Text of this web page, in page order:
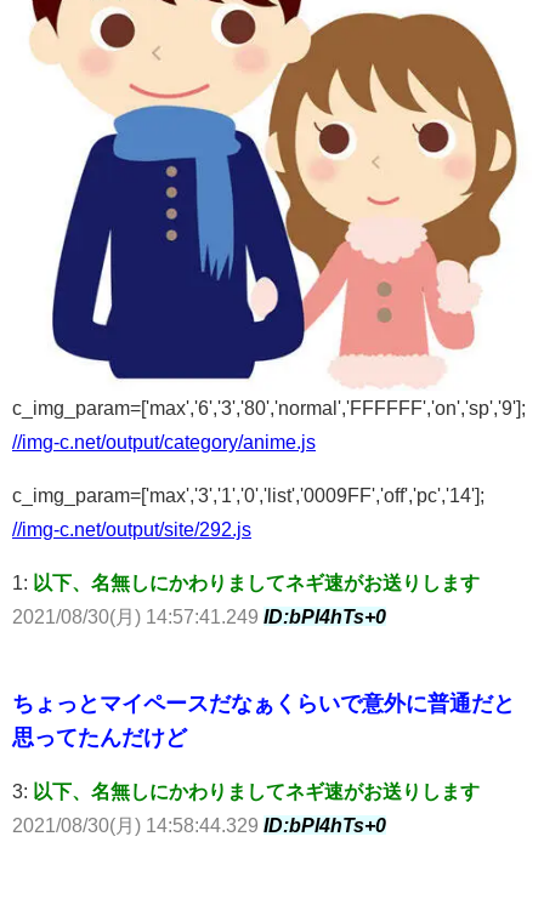
c_img_param=['max','6','3','80','normal','FFFFFF','on','sp','9'];
//img-c.net/output/category/anime.js
c_img_param=['max','3','1','0','list','0009FF','off','pc','14'];
//img-c.net/output/site/292.js
1: 以下、名無しにかわりましてネギ速がお送りします
2021/08/30(月) 14:57:41.249 ID:bPl4hTs+0
ちょっとマイペースだなぁくらいで意外に普通だと
思ってたんだけど
3: 以下、名無しにかわりましてネギ速がお送りします
2021/08/30(月) 14:58:44.329 ID:bPl4hTs+0